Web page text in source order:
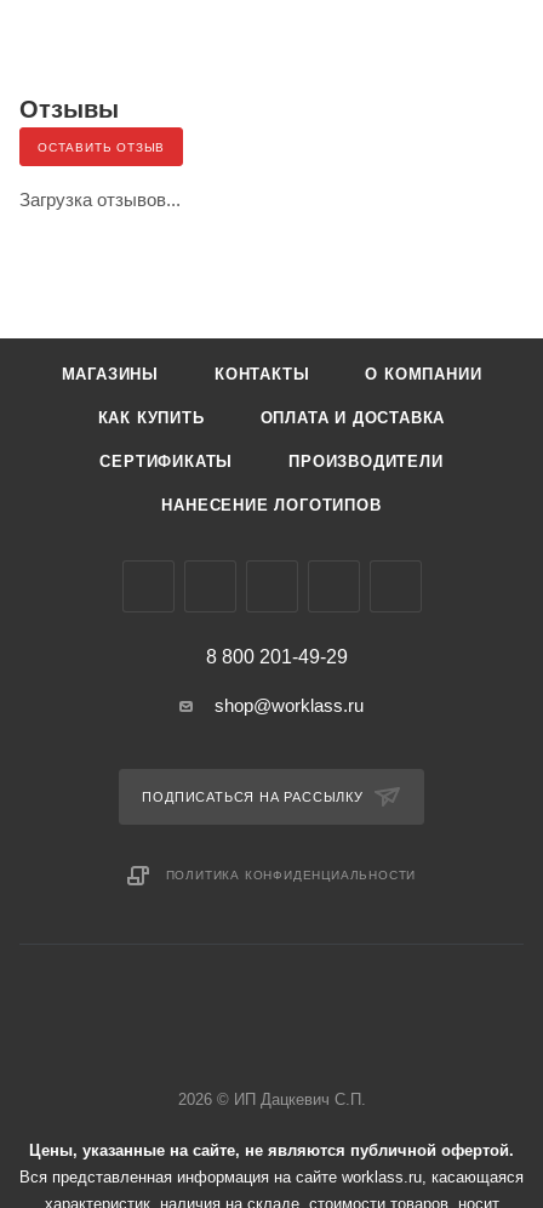
Отзывы
ОСТАВИТЬ ОТЗЫВ
Загрузка отзывов...
МАГАЗИНЫ КОНТАКТЫ О КОМПАНИИ
КАК КУПИТЬ ОПЛАТА И ДОСТАВКА
СЕРТИФИКАТЫ ПРОИЗВОДИТЕЛИ
НАНЕСЕНИЕ ЛОГОТИПОВ
8 800 201-49-29
shop@worklass.ru
ПОДПИСАТЬСЯ НА РАССЫЛКУ
ПОЛИТИКА КОНФИДЕНЦИАЛЬНОСТИ
2026 © ИП Дацкевич С.П.
Цены, указанные на сайте, не являются публичной офертой.
Вся представленная информация на сайте worklass.ru, касающаяся
характеристик, наличия на складе, стоимости товаров, носит